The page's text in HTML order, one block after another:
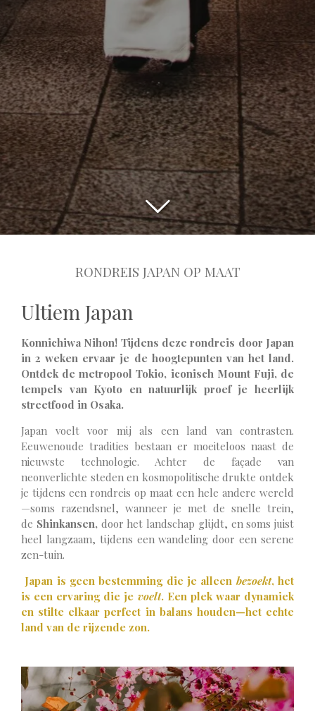
RONDREIS JAPAN OP MAAT
Ultiem Japan
Konnichiwa Nihon! Tijdens deze rondreis door Japan
in 2 weken ervaar je de hoogtepunten van het land.
Ontdek de metropool Tokio, iconisch Mount Fuji, de
tempels van Kyoto en natuurlijk proef je heerlijk
streetfood in Osaka.
Japan voelt voor mij als een land van contrasten.
Eeuwenoude tradities bestaan er moeiteloos naast de
nieuwste technologie. Achter de façade van
neonverlichte steden en kosmopolitische drukte ontdek
je tijdens een rondreis op maat een hele andere wereld
—soms razendsnel, wanneer je met de snelle trein,
de Shinkansen, door het landschap glijdt, en soms juist
heel langzaam, tijdens een wandeling door een serene
zen-tuin.
Japan is geen bestemming die je alleen bezoekt, het
is een ervaring die je voelt. Een plek waar dynamiek
en stilte elkaar perfect in balans houden—het echte
land van de rijzende zon.